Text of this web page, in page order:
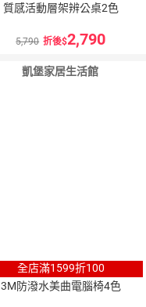
質感活動層架辨公桌2色
5,790 折後 2,790
凱堡家居生活館
全店滿1599折100
3M防潑水美曲電腦椅4色